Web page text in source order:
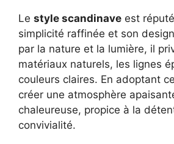
Le style scandinave est
simplicité raffinée et son
par la nature et la lumière, il
matériaux naturels, les lignes
couleurs claires. En adoptant
créer une atmosphère
chaleureuse, propice à la
convivialité.